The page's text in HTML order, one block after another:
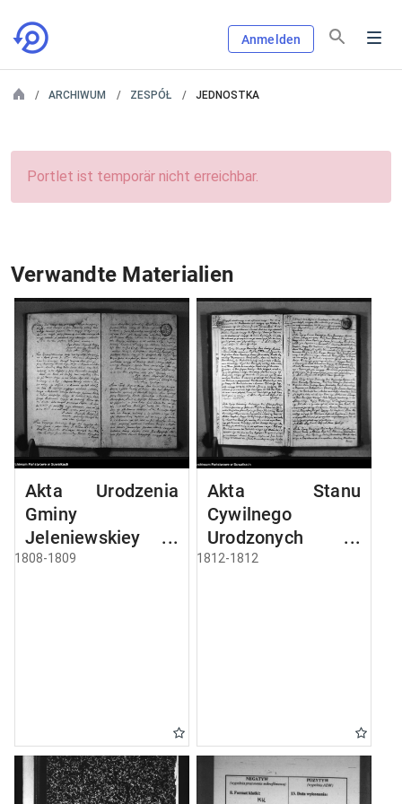
Anmelden
ARCHIWUM ZESPÓŁ JEDNOSTKA
Portlet ist temporär nicht erreichbar.
Verwandte Materialien
Akta Urodzenia
Gminy
Jeleniewskiey
Roku 1808
1808-1809
Akta Stanu
Cywilnego
Urodzonych w
Gminie Jeleniewo
1812-1812